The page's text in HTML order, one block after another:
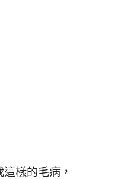
樣的毛病，